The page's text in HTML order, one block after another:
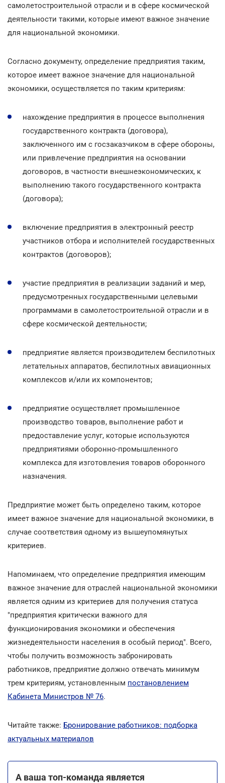
самолетостроительной отрасли и в сфере космической
деятельности такими, которые имеют важное значение
для национальной экономики.
Согласно документу, определение предприятия таким,
которое имеет важное значение для национальной
экономики, осуществляется по таким критериям:
нахождение предприятия в процессе выполнения
государственного контракта (договора),
заключенного им с госзаказчиком в сфере обороны,
или привлечение предприятия на основании
договоров, в частности внешнеэкономических, к
выполнению такого государственного контракта
(договора);
включение предприятия в электронный реестр
участников отбора и исполнителей государственных
контрактов (договоров);
участие предприятия в реализации заданий и мер,
предусмотренных государственными целевыми
программами в самолетостроительной отрасли и в
сфере космической деятельности;
предприятие является производителем беспилотных
летательных аппаратов, беспилотных авиационных
комплексов и/или их компонентов;
предприятие осуществляет промышленное
производство товаров, выполнение работ и
предоставление услуг, которые используются
предприятиями оборонно-промышленного
комплекса для изготовления товаров оборонного
назначения.
Предприятие может быть определено таким, которое
имеет важное значение для национальной экономики, в
случае соответствия одному из вышеупомянутых
критериев.
Напоминаем, что определение предприятия имеющим
важное значение для отраслей национальной экономики
является одним из критериев для получения статуса
"предприятия критически важного для
функционирования экономики и обеспечения
жизнедеятельности населения в особый период". Всего,
чтобы получить возможность забронировать
работников, предприятие должно отвечать минимум
трем критериям, установленным постановлением
Кабинета Министров № 76.
Читайте также: Бронирование работников: подборка
актуальных материалов
А ваша топ-команда является